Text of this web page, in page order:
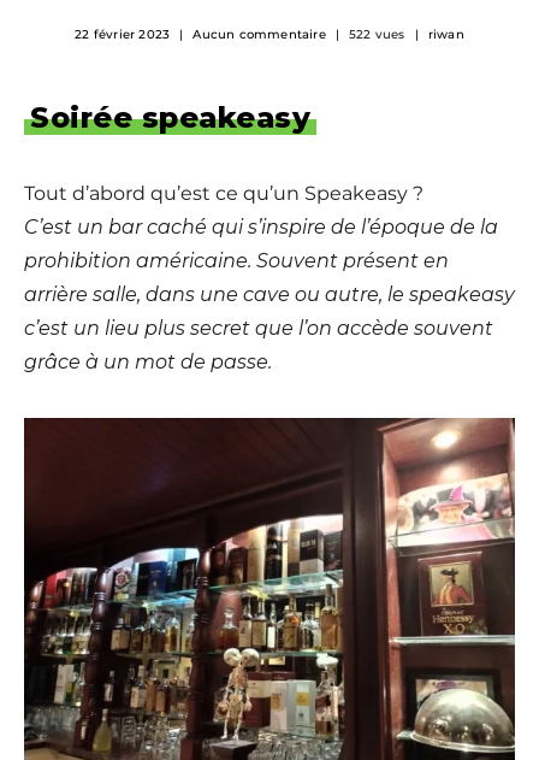
22 février 2023 Aucun commentaire 522 vues riwan
Soirée speakeasy
Tout d’abord qu’est ce qu’un Speakeasy ?
C’est un bar caché qui s’inspire de l’époque de la
prohibition américaine. Souvent présent en
arrière salle, dans une cave ou autre, le speakeasy
c’est un lieu plus secret que l’on accède souvent
grâce à un mot de passe.